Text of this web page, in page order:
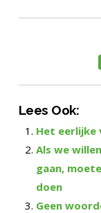
Lees Ook:
Het eerlijke
Als we
gaan,
doen
Geen